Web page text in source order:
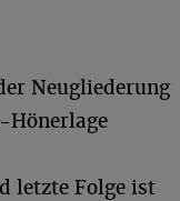
Neugliederung
Hönerlage
letzte Folge ist